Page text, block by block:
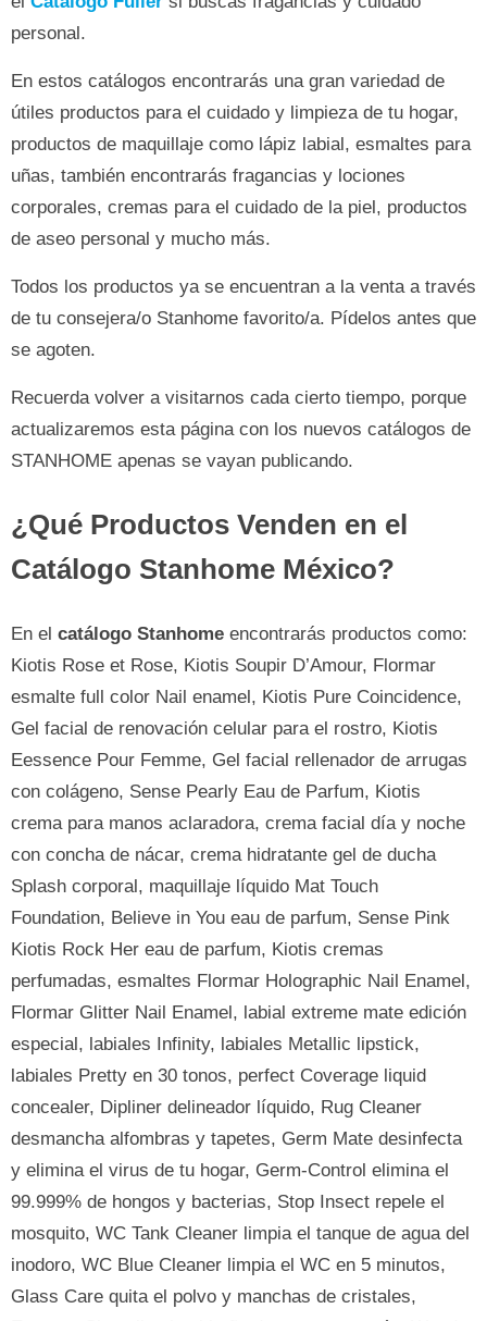
personal.
En estos catálogos encontrarás una gran variedad de
útiles productos para el cuidado y limpieza de tu hogar,
productos de maquillaje como lápiz labial, esmaltes para
uñas, también encontrarás fragancias y lociones
corporales, cremas para el cuidado de la piel, productos
de aseo personal y mucho más.
Todos los productos ya se encuentran a la venta a través
de tu consejera/o Stanhome favorito/a. Pídelos antes que
se agoten.
Recuerda volver a visitarnos cada cierto tiempo, porque
actualizaremos esta página con los nuevos catálogos de
STANHOME apenas se vayan publicando.
¿Qué Productos Venden en el
Catálogo Stanhome México?
En el catálogo Stanhome encontrarás productos como:
Kiotis Rose et Rose, Kiotis Soupir D’Amour, Flormar
esmalte full color Nail enamel, Kiotis Pure Coincidence,
Gel facial de renovación celular para el rostro, Kiotis
Eessence Pour Femme, Gel facial rellenador de arrugas
con colágeno, Sense Pearly Eau de Parfum, Kiotis
crema para manos aclaradora, crema facial día y noche
con concha de nácar, crema hidratante gel de ducha
Splash corporal, maquillaje líquido Mat Touch
Foundation, Believe in You eau de parfum, Sense Pink
Kiotis Rock Her eau de parfum, Kiotis cremas
perfumadas, esmaltes Flormar Holographic Nail Enamel,
Flormar Glitter Nail Enamel, labial extreme mate edición
especial, labiales Infinity, labiales Metallic lipstick,
labiales Pretty en 30 tonos, perfect Coverage liquid
concealer, Dipliner delineador líquido, Rug Cleaner
desmancha alfombras y tapetes, Germ Mate desinfecta
y elimina el virus de tu hogar, Germ-Control elimina el
99.999% de hongos y bacterias, Stop Insect repele el
mosquito, WC Tank Cleaner limpia el tanque de agua del
inodoro, WC Blue Cleaner limpia el WC en 5 minutos,
Glass Care quita el polvo y manchas de cristales,